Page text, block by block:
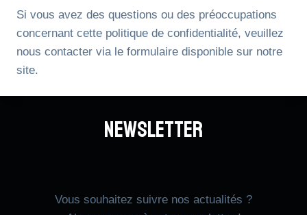
Si vous avez des questions ou des préoccupations
concernant cette politique de confidentialité, veuillez
nous contacter via le formulaire disponible sur notre
site.
Newsletter
Vous souhaitez suivre nos actualités ?